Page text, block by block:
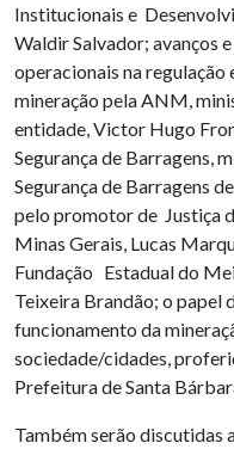
Institucionais e
Waldir Salvador; avanços
operacionais na
mineração pela ANM,
entidade, Victor Hugo
Segurança de Barragens,
Segurança de Barragens
pelo promotor de Justiça
Minas Gerais, Lucas
Fundação Estadual do
Teixeira Brandão; o papel
funcionamento da
sociedade/cidades,
Prefeitura de Santa
Também serão discutidas